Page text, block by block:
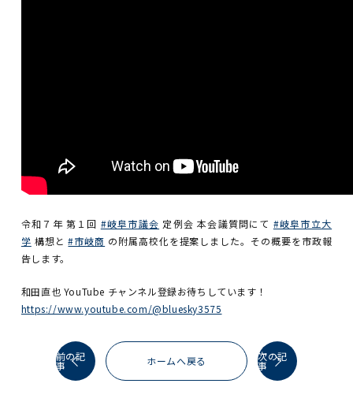
令和７年 第１回 #岐阜市議会 定例会 本会議質問にて #岐阜市立大
学 構想と#市岐商 の附属高校化を提案しました。その概要を市政報
告します。
和田直也 YouTube チャンネル登録お待ちしています！
https://www.youtube.com/@bluesky3575
前の記
事 ホームへ戻る 次の記
事